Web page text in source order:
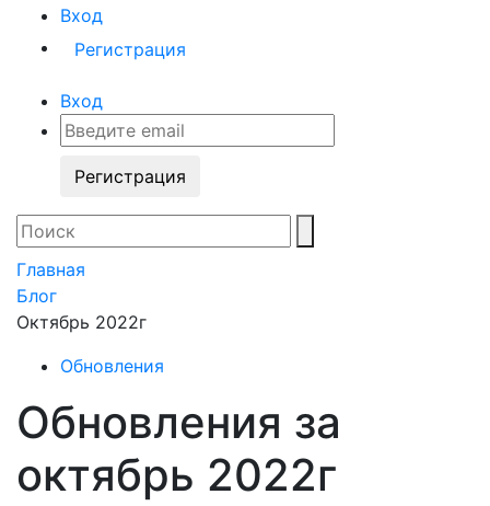
Вход
Регистрация
Вход
Регистрация
Главная
Блог
Октябрь 2022г
Обновления
Обновления за
октябрь 2022г